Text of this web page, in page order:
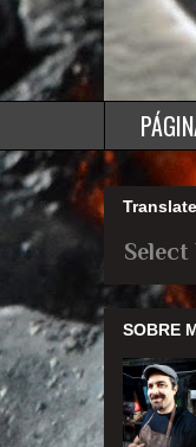
Translate
Select
SOBRE